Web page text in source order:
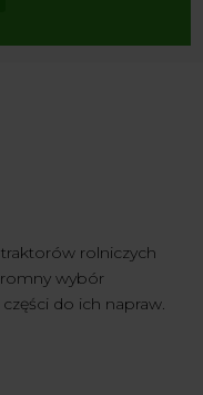
rolniczych
wybór
do ich napraw.